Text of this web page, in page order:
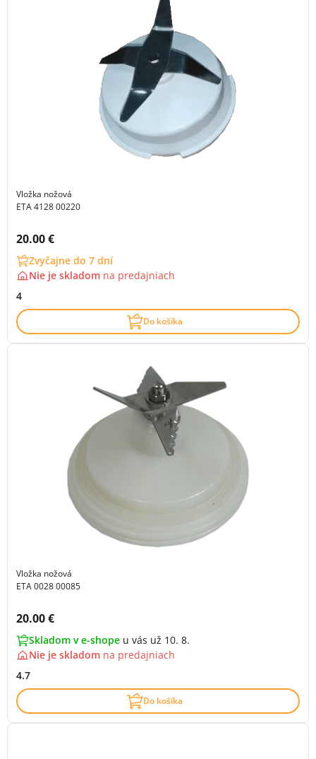
Vložka nožová
ETA 4128 00220
Cena s DPH:
20.00 €
Zvyčajne do 7 dní
Nie je skladom na predajniach
4
Do košíka
Vložka nožová
ETA 0028 00085
Cena s DPH:
20.00 €
Skladom v e-shope u vás už 10. 8.
Nie je skladom na predajniach
4.7
Do košíka